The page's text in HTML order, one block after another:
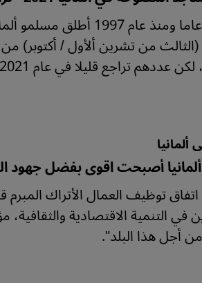
قبل 25 عاما ومنذ عام
(الثالث من تشرين ألأول / أكتوبر)
تراجع قليلا في عام 2021، والسبب ليس كورونا فقط؟
ألمانيا
أصبحت اقوى بفضل جهود
في التنمية الاقتصادية
أجل هذا البلد".